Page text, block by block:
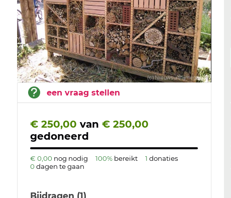
een vraag stellen
€ 250,00 van € 250,00
gedoneerd
€ 0,00 nog nodig 100% bereikt 1 donaties
0 dagen te gaan
Bijdragen (1)